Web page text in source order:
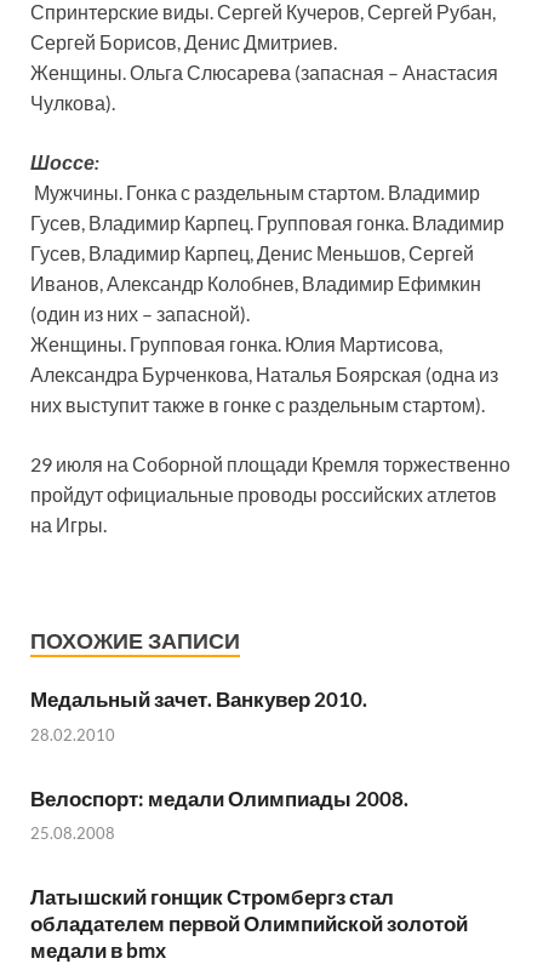
Спринтерские виды. Сергей Кучеров, Сергей Рубан,
Сергей Борисов, Денис Дмитриев.
Женщины. Ольга Слюсарева (запасная – Анастасия
Чулкова).
Шоссе:
Мужчины. Гонка с раздельным стартом. Владимир
Гусев, Владимир Карпец. Групповая гонка. Владимир
Гусев, Владимир Карпец, Денис Меньшов, Сергей
Иванов, Александр Колобнев, Владимир Ефимкин
(один из них – запасной).
Женщины. Групповая гонка. Юлия Мартисова,
Александра Бурченкова, Наталья Боярская (одна из
них выступит также в гонке с раздельным стартом).
29 июля на Соборной площади Кремля торжественно
пройдут официальные проводы российских атлетов
на Игры.
ПОХОЖИЕ ЗАПИСИ
Медальный зачет. Ванкувер 2010.
28.02.2010
Велоспорт: медали Олимпиады 2008.
25.08.2008
Латышский гонщик Стромбергз стал
обладателем первой Олимпийской золотой
медали в bmx